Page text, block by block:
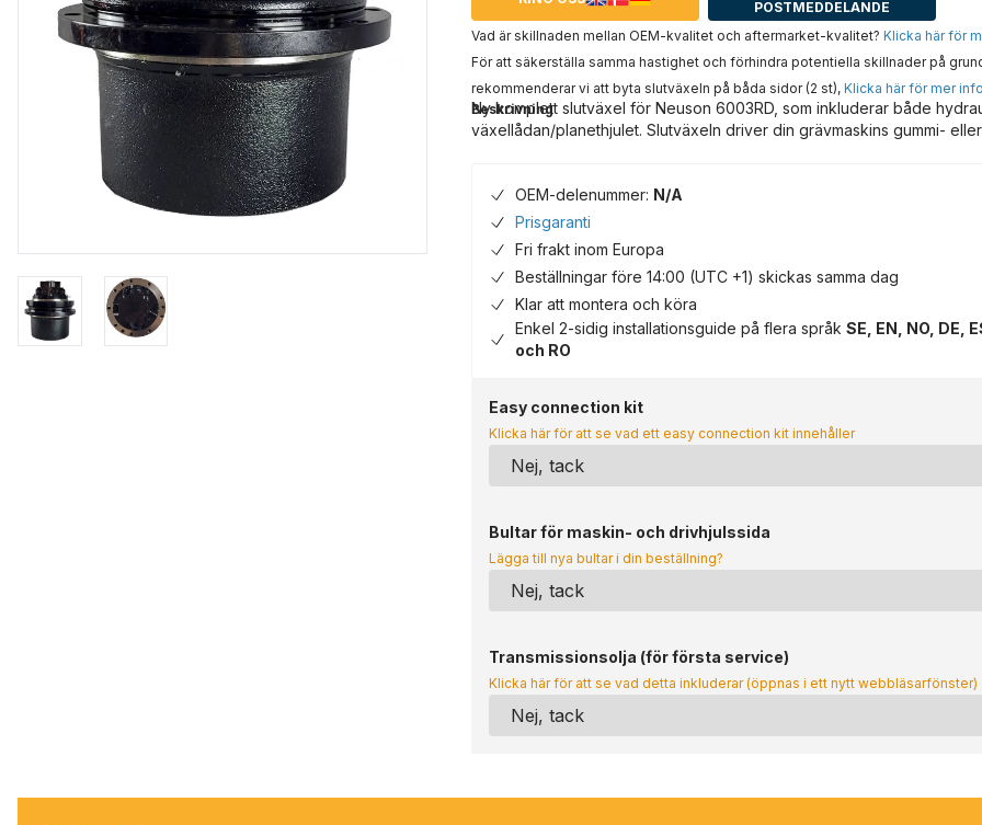
POSTMEDDELANDE
Vad är skillnaden mellan OEM-kvalitet och aftermarket-kvalitet? Klicka här för
För att säkerställa samma hastighet och förhindra potentiella skillnader på
rekommenderar vi att byta slutväxeln på båda sidor (2 st), Klicka här för mer
Beskrivning
Ny komplett slutväxel för Neuson 6003RD, som inkluderar både
växellådan/planethjulet. Slutväxeln driver din grävmaskins gummi-
OEM-delenummer: N/A
Prisgaranti
Fri frakt inom Europa
Beställningar före 14:00 (UTC +1) skickas samma dag
Klar att montera och köra
Enkel 2-sidig installationsguide på flera språk SE, EN, NO, DE,
och RO
Easy connection kit
Klicka här för att se vad ett easy connection kit innehåller
Bultar för maskin- och drivhjulssida
Lägga till nya bultar i din beställning?
Transmissionsolja (för första service)
Klicka här för att se vad detta inkluderar (öppnas i ett nytt webbläsarfönster)